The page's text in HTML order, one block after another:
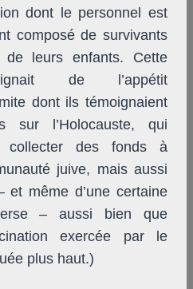
dont le personnel est
composé de survivants
de leurs enfants. Cette
de l’appétit
dont ils témoignaient
sur l’Holocauste, qui
collecter des fonds à
juive, mais aussi
et même d’une certaine
– aussi bien que
exercée par le
plus haut.)